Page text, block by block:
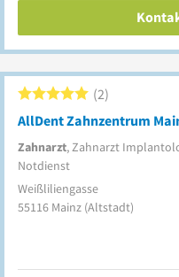
AllDent Zahnzentrum
Zahnarzt, Zahnarzt
Notdienst
2
Weißliliengasse
55116 Mainz (Altstadt)